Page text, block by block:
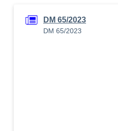
DM 65/2023
DM 65/2023